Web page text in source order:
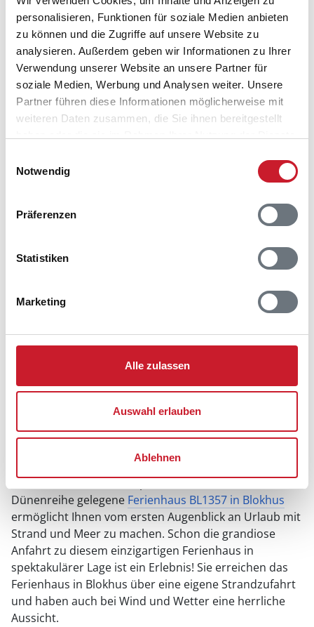
personalisieren, Funktionen für soziale Medien anbieten
zu können und die Zugriffe auf unsere Website zu
analysieren. Außerdem geben wir Informationen zu Ihrer
Verwendung unserer Website an unsere Partner für
soziale Medien, Werbung und Analysen weiter. Unsere
Partner führen diese Informationen möglicherweise mit
weiteren Daten zusammen, die Sie ihnen bereitgestellt
Notwendig
Präferenzen
Statistiken
Marketing
Alle zulassen
Auswahl erlauben
Ablehnen
von Blokhus sind die weißen Badehäuschen. In der
Hauptsaison sind am Strand Rettungsschwimmer vor
Ort. Surfer lieben die hervorragenden
Windbedingungen. Selbst nach einem Sturm lohnt sich
ein Strandbesuch. Denn dann sind die Chancen auf
einen Bernsteinfund besonders günstig. Doch auch
sonst hat Blokhus alles, was Sie sich für einen
gelungenen Urlaub wünschen. Cafés und Restaurants
gibt es hier ebenso ausreichend wie
Einkaufsmöglichkeiten. Während der Sommermonate
finden zahlreiche Veranstaltungen, wie Konzerte statt.
Ferienhaus BL1357 in Blokhus
Das besondere Ferienhaus in Blokhus am
Dieses wunderschöne, spektakulär in der ersten
Dünenreihe gelegene Ferienhaus BL1357 in Blokhus
ermöglicht Ihnen vom ersten Augenblick an Urlaub mit
Strand und Meer zu machen. Schon die grandiose
Anfahrt zu diesem einzigartigen Ferienhaus in
spektakulärer Lage ist ein Erlebnis! Sie erreichen das
Ferienhaus in Blokhus über eine eigene Strandzufahrt
und haben auch bei Wind und Wetter eine herrliche
Aussicht.